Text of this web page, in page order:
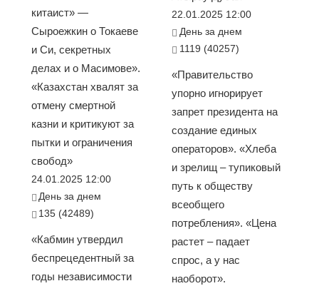
китаист» —
Сыроежкин о Токаеве
и Си, секретных
делах и о Масимове».
«Казахстан хвалят за
отмену смертной
казни и критикуют за
пытки и ограничения
свобод»
24.01.2025 12:00
День за днем
135 (42489)
«Кабмин утвердил
беспрецедентный за
годы независимости
22.01.2025 12:00
День за днем
1119 (40257)
«Правительство
упорно игнорирует
запрет президента на
создание единых
операторов». «Хлеба
и зрелищ – тупиковый
путь к обществу
всеобщего
потребления». «Цена
растет – падает
спрос, а у нас
наоборот».